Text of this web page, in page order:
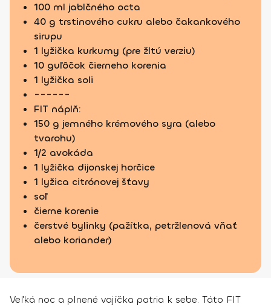
100 ml jablčného octa
40 g trstinového cukru alebo čakankového
sirupu
1 lyžička kurkumy (pre žltú verziu)
10 guľôčok čierneho korenia
1 lyžička soli
------
FIT náplň:
150 g jemného krémového syra (alebo
tvarohu)
1/2 avokáda
1 lyžička dijonskej horčice
1 lyžica citrónovej šťavy
soľ
čierne korenie
čerstvé bylinky (pažítka, petržlenová vňať
alebo koriander)
Veľká noc a plnené vajíčka patria k sebe. Táto FIT